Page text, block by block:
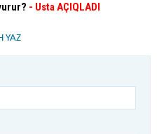
- Usta AÇIQLADI
YAZ